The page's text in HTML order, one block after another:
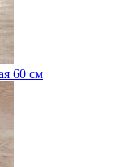
60 см